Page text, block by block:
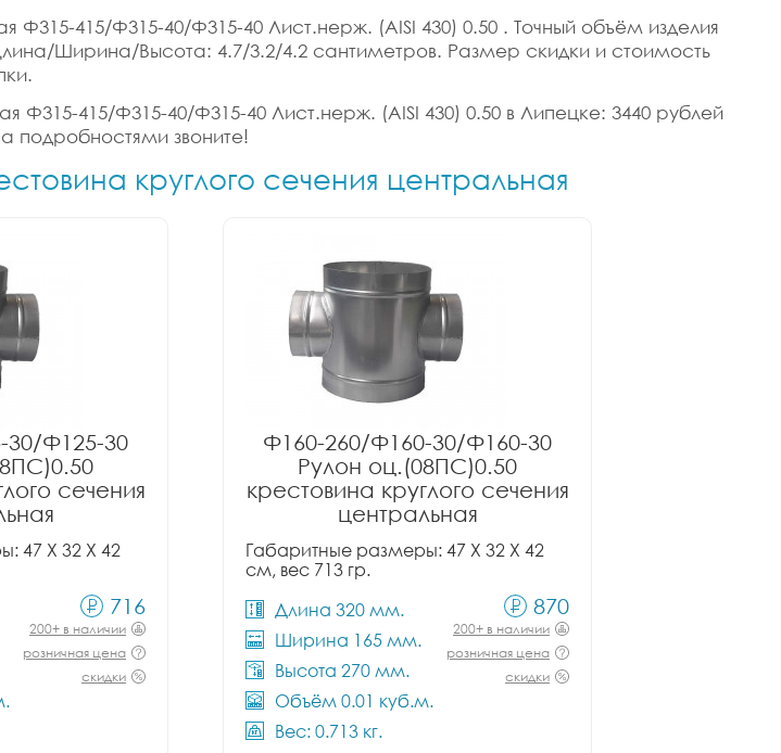
Ф315-415/Ф315-40/Ф315-40 Лист.нерж. (AISI 430) 0.50 . Точный объём изделия
Ширина/Высота: 4.7/3.2/4.2 сантиметров. Размер скидки и стоимость
Ф315-415/Ф315-40/Ф315-40 Лист.нерж. (AISI 430) 0.50 в Липецке: 3440 рублей
подробностями звоните!
круглого сечения центральная
30/Ф125-30
сечения
47 X 32 X 42
716
200+ в наличии
розничная цена
скидки
Ф160-260/Ф160-30/Ф160-30
Рулон оц.(08ПС)0.50
крестовина круглого сечения
центральная
Габаритные размеры: 47 X 32 X 42
см, вес 713 гр.
Длина 320 мм.
Ширина 165 мм.
Высота 270 мм.
Объём 0.01 куб.м.
Вес: 0.713 кг.
870
200+ в наличии
розничная цена
скидки